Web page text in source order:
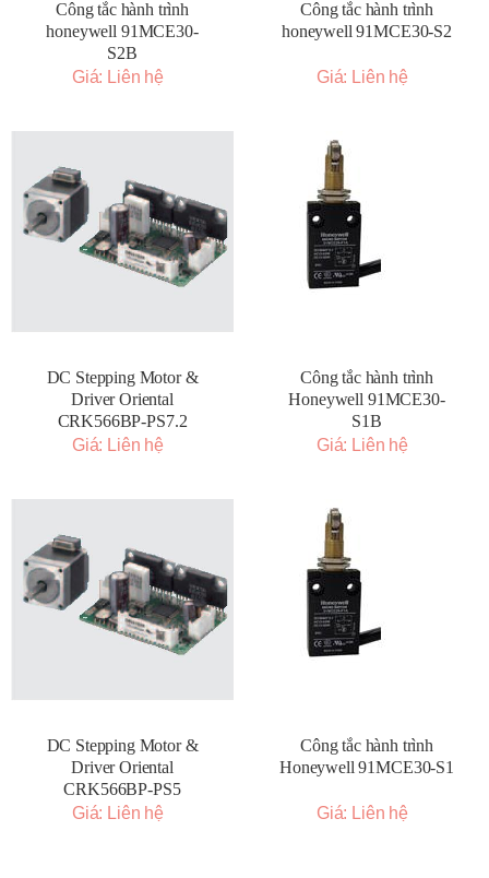
Công tắc hành trình
honeywell 91MCE30-
S2B
Giá: Liên hệ
Công tắc hành trình
honeywell 91MCE30-S2
Giá: Liên hệ
DC Stepping Motor &
Driver Oriental
CRK566BP-PS7.2
Giá: Liên hệ
Công tắc hành trình
Honeywell 91MCE30-
S1B
Giá: Liên hệ
DC Stepping Motor &
Driver Oriental
CRK566BP-PS5
Giá: Liên hệ
Công tắc hành trình
Honeywell 91MCE30-S1
Giá: Liên hệ